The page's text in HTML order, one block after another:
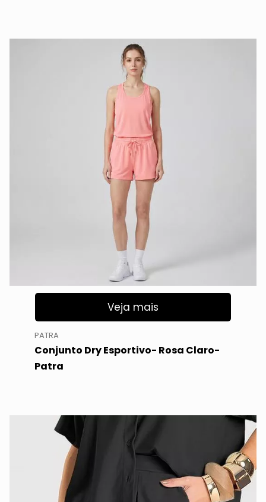
Veja mais
PATRA
Conjunto Dry Esportivo- Rosa Claro-
Patra